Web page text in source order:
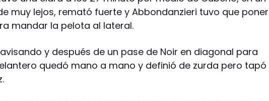
muy lejos, remató fuerte y Abbondanzieri tuvo que poner
mandar la pelota al lateral.
y después de un pase de Noir en diagonal para
quedó mano a mano y definió de zurda pero tapó